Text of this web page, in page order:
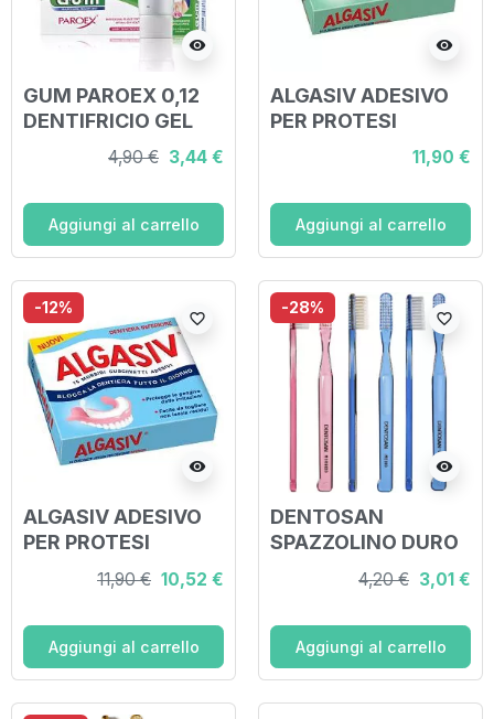
visibility
GUM PAROEX 0,12
DENTIFRICIO GEL
4,90 € 3,44 €
Aggiungi al carrello
visibility
ALGASIV ADESIVO
PER PROTESI
SUPERIORE 15 PEZZI
11,90 €
Aggiungi al carrello
-12%
visibility
favorite_border
ALGASIV ADESIVO
PER PROTESI
DENTARIA
INFERIORE 15 PEZZI
11,90 € 10,52 €
Aggiungi al carrello
-28%
visibility
favorite_border
DENTOSAN
SPAZZOLINO DURO
4,20 € 3,01 €
Aggiungi al carrello